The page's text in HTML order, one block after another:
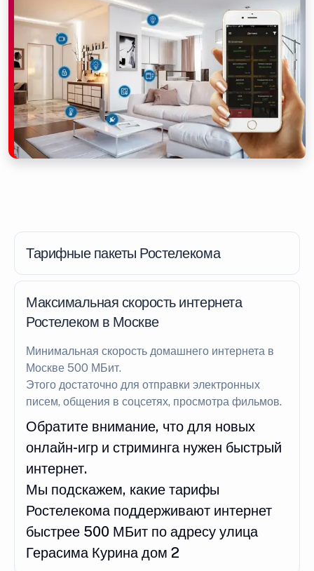
Тарифные пакеты Ростелекома
Максимальная скорость интернета
Ростелеком в Москве
Минимальная скорость домашнего интернета в
Москве 500 МБит.
Этого достаточно для отправки электронных
писем, общения в соцсетях, просмотра фильмов.
Обратите внимание, что для новых
онлайн-игр и стриминга нужен быстрый
интернет.
Мы подскажем, какие тарифы
Ростелекома поддерживают интернет
быстрее 500 МБит по адресу улица
Герасима Курина дом 2